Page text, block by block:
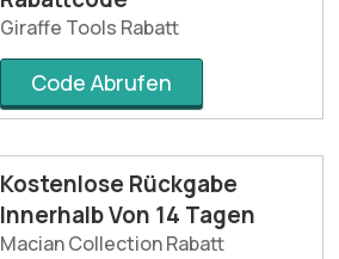
Giraffe Tools Rabatt
Code Abrufen
Kostenlose Rückgabe
Innerhalb Von 14 Tagen
Macian Collection Rabatt